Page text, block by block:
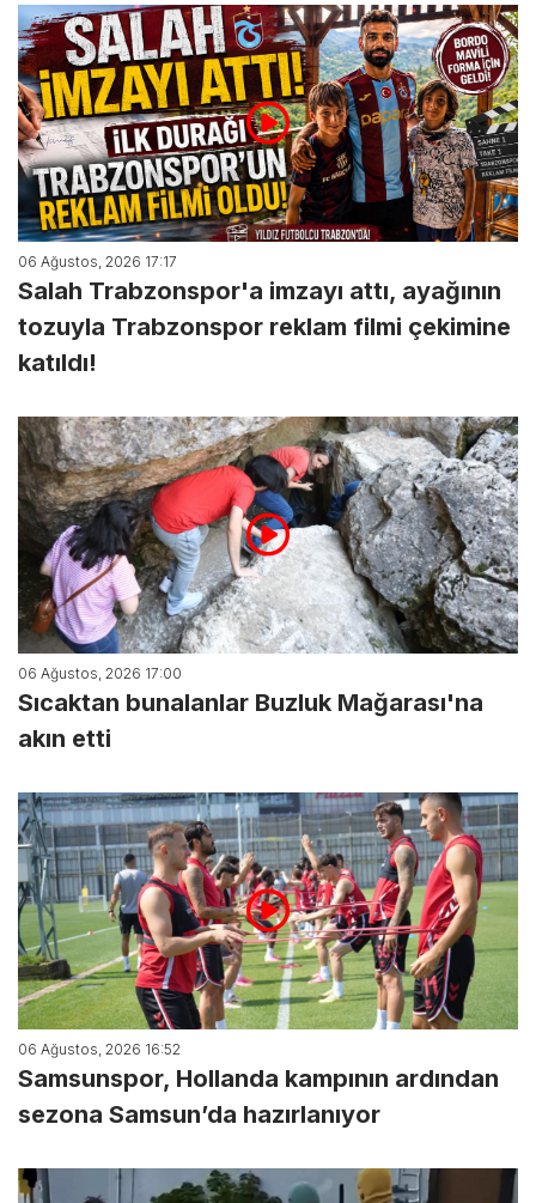
06 Ağustos, 2026 17:17
Salah Trabzonspor'a imzayı attı, ayağının
tozuyla Trabzonspor reklam filmi çekimine
katıldı!
06 Ağustos, 2026 17:00
Sıcaktan bunalanlar Buzluk Mağarası'na
akın etti
06 Ağustos, 2026 16:52
Samsunspor, Hollanda kampının ardından
sezona Samsun’da hazırlanıyor